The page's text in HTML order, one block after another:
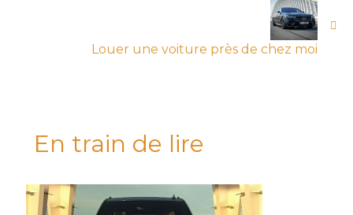
Louer une voiture près de chez moi
En train de lire